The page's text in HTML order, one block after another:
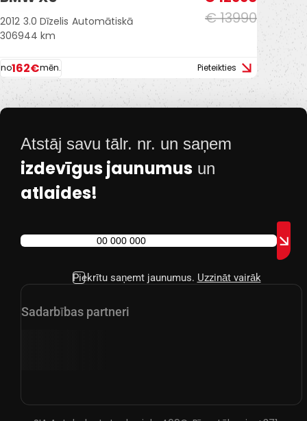
€ 13990
2012 3.0 Dīzelis Automātiskā
306944 km
no162€mēn. Pieteikties
Atstāj savu tālr. nr. un saņem
izdevīgus jaunumus un
atlaides!
Piekrītu saņemt jaunumus. Uzzināt vairāk
Sadarbības partneri